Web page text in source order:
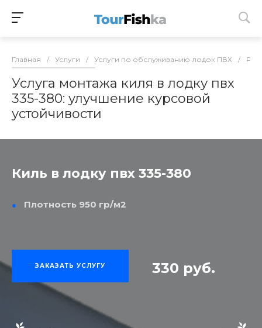
Главная / Услуги / Услуги по обслуживанию лодок ПВХ /
Услуга монтажа киля в лодку пвх
335-380: улучшение курсовой
устойчивости
Киль в лодку пвх 335-380
Плотность 950 гр/м2
ЗАКАЗАТЬ УСЛУГУ 330 руб.